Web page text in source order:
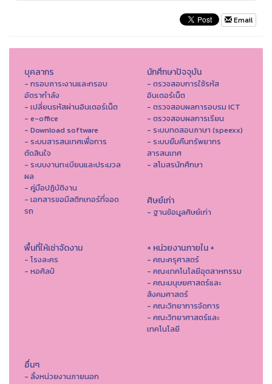
Email
บุคลากร
- กรอบภาระงานและกรอบ
อัตรากำลัง
- เปลี่ยนรหัสผ่านอินเตอร์เน็ต
- e-office
- Download software
- ระบบสารสนเทศเพื่อการ
ตัดสินใจ
- ระบบงานทะเบียนและประมวล
ผล
- คู่มือปฏิบัติงาน
- เอกสารขอมีสติกเกอร์ที่จอด
รถ
นักศึกษาปัจจุบัน
- ตรวจสอบการใช้รหัส
อินเตอร์เน็ต
- ตรวจสอบผลการอบรม ICT
- ตรวจสอบผลการเรียน
- ระบบทดสอบภาษา (speexx)
- ระบบยืมคืนทรัพยากร
สารสนเทศ
- สโมสรนักศึกษา
ศิษย์เก่า
- ฐานข้อมูลศิษย์เก่า
พื้นที่ให้เช่าจัดงาน
- โรงละคร
- หอศิลป์
+ หน่วยงานภายใน +
- คณะครุศาสตร์
- คณะเทคโนโลยีอุตสาหกรรม
- คณะมนุษยศาสตร์และ
สังคมศาสตร์
- คณะวิทยาการจัดการ
- คณะวิทยาศาสตร์และ
เทคโนโลยี
อื่นๆ
- ลิ้งหน่วยงานภายนอก